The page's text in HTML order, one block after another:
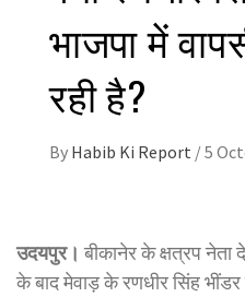
भाजपा में
रही है?
By Habib Ki Report /5
उदयपुर। बीकानेर के क्षत्रप नेता
के बाद मेवाड़ के रणधीर सिंह